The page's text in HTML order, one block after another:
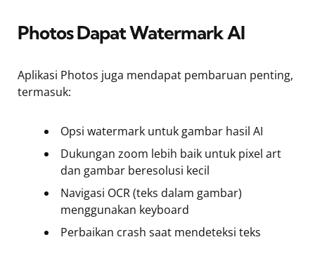
Photos Dapat Watermark AI
Aplikasi Photos juga mendapat pembaruan penting,
termasuk:
Opsi watermark untuk gambar hasil AI
Dukungan zoom lebih baik untuk pixel art
dan gambar beresolusi kecil
Navigasi OCR (teks dalam gambar)
menggunakan keyboard
Perbaikan crash saat mendeteksi teks